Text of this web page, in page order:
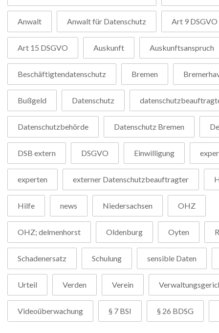
Anwalt Anwalt für Datenschutz Art 9 DSGVO
Art 15 DSGVO Auskunft Auskunftsanspruch
Beschäftigtendatenschutz Bremen
Bußgeld Datenschutz
Datenschutzbehörde Datenschutz Bremen
DSB extern DSGVO Einwilligung
experten externer Datenschutzbeauftragter
Hilfe news Niedersachsen OHZ
OHZ; delmenhorst Oldenburg Oyten
Schadenersatz Schulung sensible Daten
Urteil Verden Verein
Videoüberwachung § 7 BSI § 26 BDSG